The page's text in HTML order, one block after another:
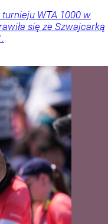
WTA 1000 w
się ze Szwajcarką